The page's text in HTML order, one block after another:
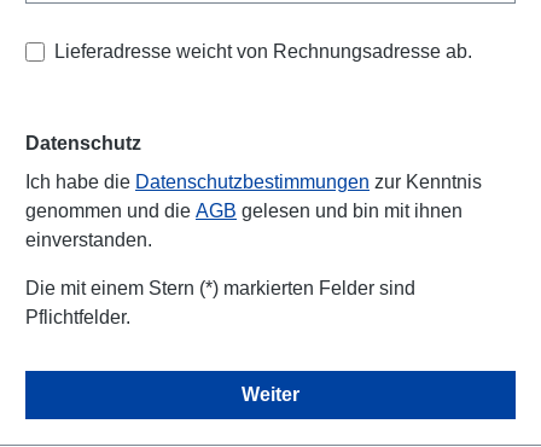
Lieferadresse weicht von Rechnungsadresse ab.
Datenschutz
Ich habe die Datenschutzbestimmungen zur Kenntnis
genommen und die AGB gelesen und bin mit ihnen
einverstanden.
Die mit einem Stern (*) markierten Felder sind
Pflichtfelder.
Weiter